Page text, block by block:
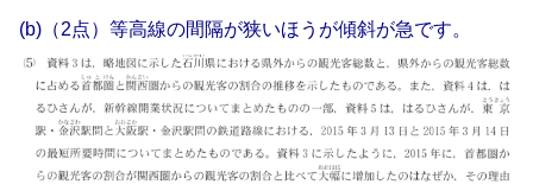
(b)（2点）等高線の間隔が狭いほうが傾斜が急です。